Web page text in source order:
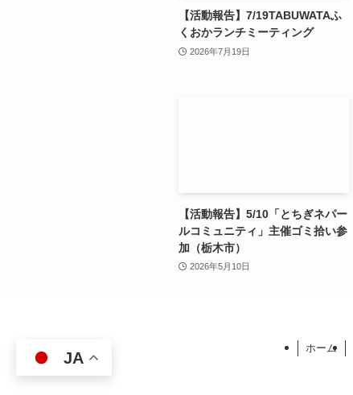
【活動報告】7/19TABUWATAふ
くおかランチミーティング
2026年7月19日
【活動報告】5/10「とちぎネパー
ルコミュニティ」主催ゴミ拾い参
加（栃木市）
2026年5月10日
ホーム
JA